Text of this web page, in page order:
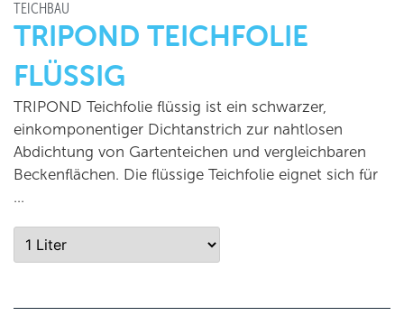
TEICHBAU
TRIPOND TEICHFOLIE
FLÜSSIG
TRIPOND Teichfolie flüssig ist ein schwarzer,
einkomponentiger Dichtanstrich zur nahtlosen
Abdichtung von Gartenteichen und vergleichbaren
Beckenflächen. Die flüssige Teichfolie eignet sich für
…